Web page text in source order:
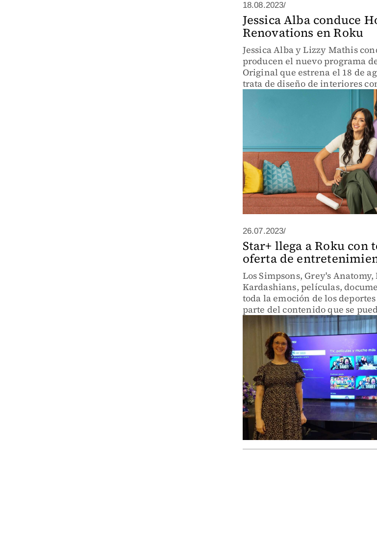
18.08.2023/
Jessica Alba conduce
Renovations en Roku
Jessica Alba y Lizzy Mathis
producen el nuevo programa
Original que estrena el 18 de
trata de diseño de interiores
26.07.2023/
Star+ llega a Roku con
oferta de
Los Simpsons, Grey's Anatomy,
Kardashians, películas,
toda la emoción de los
parte del contenido que se
apreciar en Roku